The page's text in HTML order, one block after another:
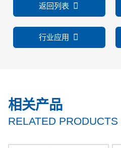
返回列表
行业应用
相关产品
RELATED PRODUCTS